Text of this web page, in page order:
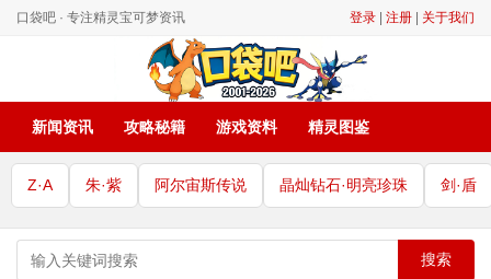
口袋吧 · 专注精灵宝可梦资讯 登录 注册 关于我们
新闻资讯 攻略秘籍 游戏资料 精灵图鉴
Z·A 朱·紫 阿尔宙斯传说 晶灿钻石·明亮珍珠 剑·盾
搜索